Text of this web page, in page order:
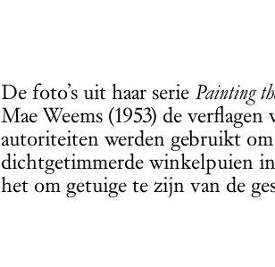
De foto’s uit haar serie Painting
Mae Weems (1953) de
autoriteiten werden gebruikt
dichtgetimmerde winkelpuien in
het om getuige te zijn van de